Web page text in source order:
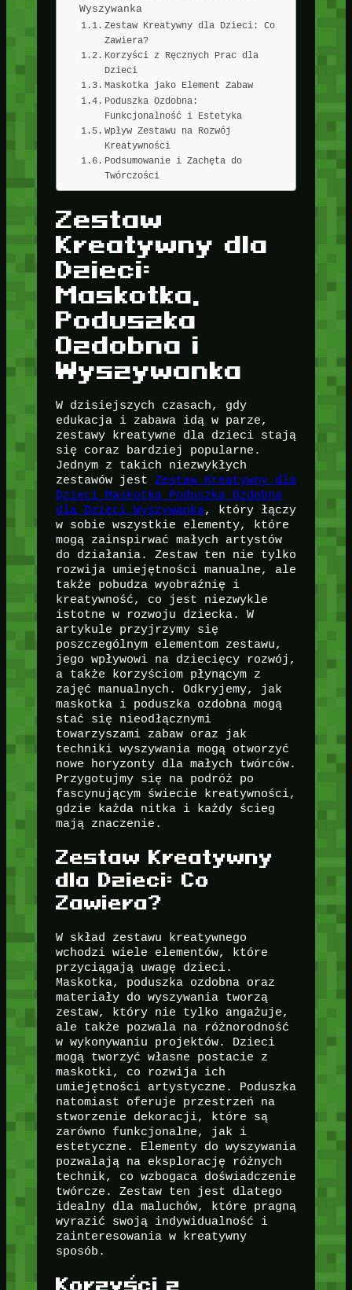
Wyszywanka
Zestaw Kreatywny dla Dzieci: Co
Zawiera?
Korzyści z Ręcznych Prac dla
Dzieci
Maskotka jako Element Zabaw
Poduszka Ozdobna:
Funkcjonalność i Estetyka
Wpływ Zestawu na Rozwój
Kreatywności
Podsumowanie i Zachęta do
Twórczości
Zestaw
Kreatywny dla
Dzieci:
Maskotka,
Poduszka
Ozdobna i
Wyszywanka
W dzisiejszych czasach, gdy
edukacja i zabawa idą w parze,
zestawy kreatywne dla dzieci stają
się coraz bardziej popularne.
Jednym z takich niezwykłych
zestawów jest Zestaw Kreatywny dla
Dzieci Maskotka Poduszka Ozdobna
dla Dzieci Wyszywanka, który łączy
w sobie wszystkie elementy, które
mogą zainspirwać małych artystów
do działania. Zestaw ten nie tylko
rozwija umiejętności manualne, ale
także pobudza wyobraźnię i
kreatywność, co jest niezwykle
istotne w rozwoju dziecka. W
artykule przyjrzymy się
poszczególnym elementom zestawu,
jego wpływowi na dziecięcy rozwój,
a także korzyściom płynącym z
zajęć manualnych. Odkryjemy, jak
maskotka i poduszka ozdobna mogą
stać się nieodłącznymi
towarzyszami zabaw oraz jak
techniki wyszywania mogą otworzyć
nowe horyzonty dla małych twórców.
Przygotujmy się na podróż po
fascynującym świecie kreatywności,
gdzie każda nitka i każdy ścieg
mają znaczenie.
Zestaw Kreatywny
dla Dzieci: Co
Zawiera?
W skład zestawu kreatywnego
wchodzi wiele elementów, które
przyciągają uwagę dzieci.
Maskotka, poduszka ozdobna oraz
materiały do wyszywania tworzą
zestaw, który nie tylko angażuje,
ale także pozwala na różnorodność
w wykonywaniu projektów. Dzieci
mogą tworzyć własne postacie z
maskotki, co rozwija ich
umiejętności artystyczne. Poduszka
natomiast oferuje przestrzeń na
stworzenie dekoracji, które są
zarówno funkcjonalne, jak i
estetyczne. Elementy do wyszywania
pozwalają na eksplorację różnych
technik, co wzbogaca doświadczenie
twórcze. Zestaw ten jest dlatego
idealny dla maluchów, które pragną
wyrazić swoją indywidualność i
zainteresowania w kreatywny
sposób.
Korzyści z